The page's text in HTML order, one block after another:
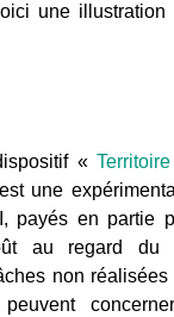
une
«
une
payés en partie
au regard du
non